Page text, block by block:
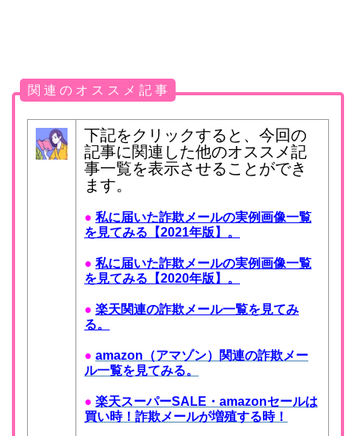
関 連 の オ ス ス メ 記 事
下記をクリックすると、今回の
記事に関連した他のオススメ記
事一覧を表示させることができ
ます。
● 私に届いた詐欺メールの実例画像一覧
を見てみる【2021年版】。
● 私に届いた詐欺メールの実例画像一覧
を見てみる【2020年版】。
● 楽天関連の詐欺メール一覧を見てみ
る。
● amazon（アマゾン）関連の詐欺メー
ル一覧を見てみる。
● 楽天スーパーSALE・amazonセールは
買い時！詐欺メールが増殖する時！